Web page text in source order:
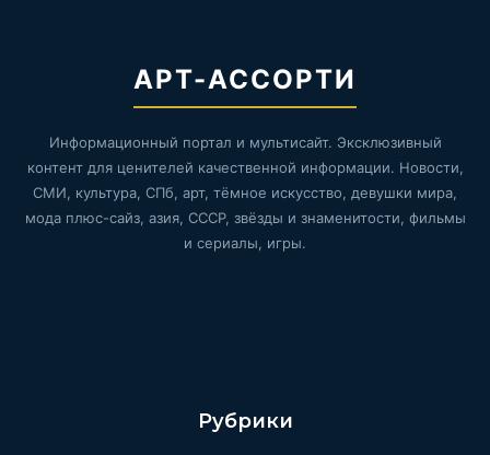
АРТ-АССОРТИ
Информационный портал и мультисайт. Эксклюзивный
контент для ценителей качественной информации. Новости,
СМИ, культура, СПб, арт, тёмное искусство, девушки мира,
мода плюс-сайз, азия, СССР, звёзды и знаменитости, фильмы
и сериалы, игры.
Рубрики